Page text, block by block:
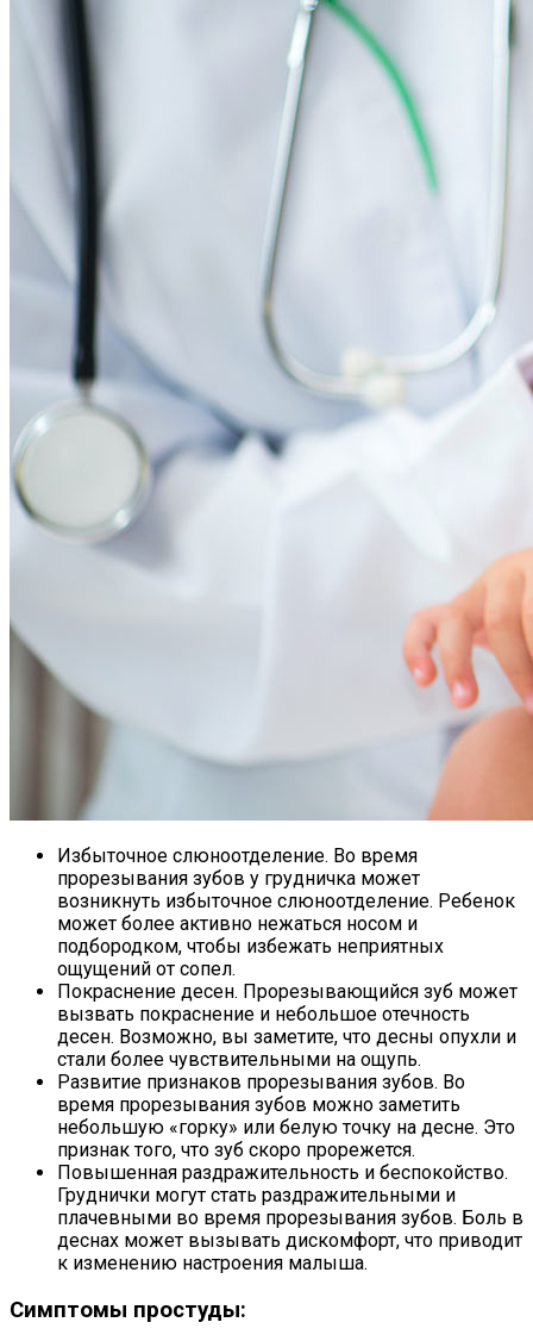
Избыточное слюноотделение. Во время
прорезывания зубов у грудничка может
возникнуть избыточное слюноотделение. Ребенок
может более активно нежаться носом и
подбородком, чтобы избежать неприятных
ощущений от сопел.
Покраснение десен. Прорезывающийся зуб может
вызвать покраснение и небольшое отечность
десен. Возможно, вы заметите, что десны опухли и
стали более чувствительными на ощупь.
Развитие признаков прорезывания зубов. Во
время прорезывания зубов можно заметить
небольшую «горку» или белую точку на десне. Это
признак того, что зуб скоро прорежется.
Повышенная раздражительность и беспокойство.
Груднички могут стать раздражительными и
плачевными во время прорезывания зубов. Боль в
деснах может вызывать дискомфорт, что приводит
к изменению настроения малыша.
Симптомы простуды: